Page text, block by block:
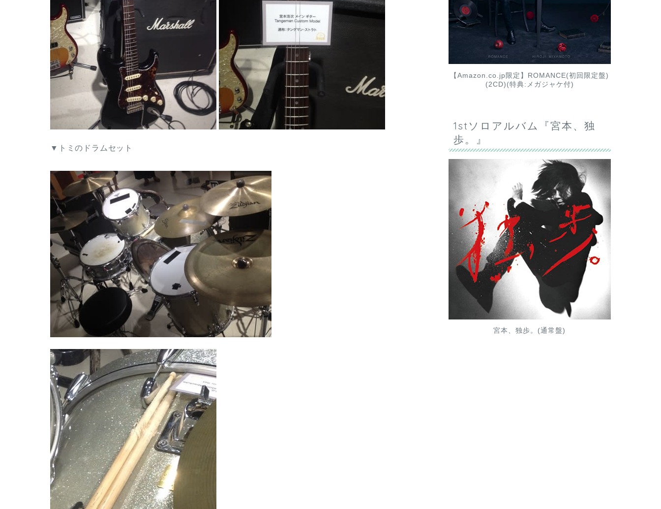
▼トミのドラムセット
【Amazon.co.jp限定】ROMANCE(初回限定盤)
(2CD)(特典:メガジャケ付)
1stソロアルバム『宮本、独
歩。』
宮本、独歩。(通常盤)